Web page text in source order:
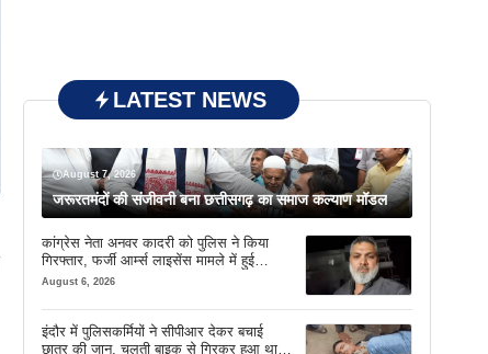
LATEST NEWS
August 7, 2026
जरूरतमंदों की संजीवनी बना छत्तीसगढ़ का समाज कल्याण मॉडल
कांग्रेस नेता अनवर कादरी को पुलिस ने किया
गिरफ्तार, फर्जी आर्म्स लाइसेंस मामले में हुई
कार्रवाई
August 6, 2026
इंदौर में पुलिसकर्मियों ने सीपीआर देकर बचाई
छात्र की जान, चलती बाइक से गिरकर हुआ था